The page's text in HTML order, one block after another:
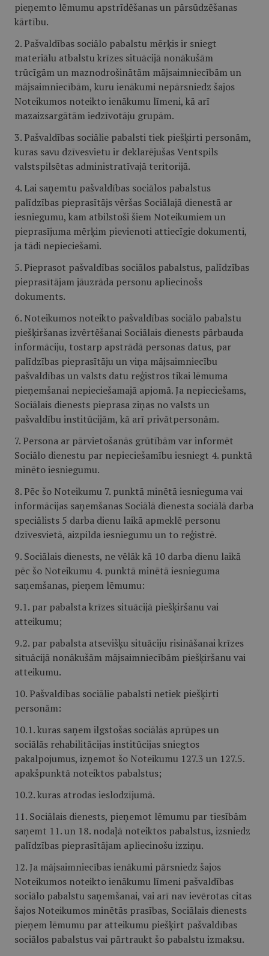
pieņemto lēmumu apstrīdēšanas un pārsūdzēšanas
kārtību.
2. Pašvaldības sociālo pabalstu mērķis ir sniegt
materiālu atbalstu krīzes situācijā nonākušām
trūcīgām un maznodrošinātām mājsaimniecībām un
mājsaimniecībām, kuru ienākumi nepārsniedz šajos
Noteikumos noteikto ienākumu līmeni, kā arī
mazaizsargātām iedzīvotāju grupām.
3. Pašvaldības sociālie pabalsti tiek piešķirti personām,
kuras savu dzīvesvietu ir deklarējušas Ventspils
valstspilsētas administratīvajā teritorijā.
4. Lai saņemtu pašvaldības sociālos pabalstus
palīdzības pieprasītājs vēršas Sociālajā dienestā ar
iesniegumu, kam atbilstoši šiem Noteikumiem un
pieprasījuma mērķim pievienoti attiecīgie dokumenti,
ja tādi nepieciešami.
5. Pieprasot pašvaldības sociālos pabalstus, palīdzības
pieprasītājam jāuzrāda personu apliecinošs
dokuments.
6. Noteikumos noteikto pašvaldības sociālo pabalstu
piešķiršanas izvērtēšanai Sociālais dienests pārbauda
informāciju, tostarp apstrādā personas datus, par
palīdzības pieprasītāju un viņa mājsaimniecību
pašvaldības un valsts datu reģistros tikai lēmuma
pieņemšanai nepieciešamajā apjomā. Ja nepieciešams,
Sociālais dienests pieprasa ziņas no valsts un
pašvaldību institūcijām, kā arī privātpersonām.
7. Persona ar pārvietošanās grūtībām var informēt
Sociālo dienestu par nepieciešamību iesniegt 4. punktā
minēto iesniegumu.
8. Pēc šo Noteikumu 7. punktā minētā iesnieguma vai
informācijas saņemšanas Sociālā dienesta sociālā darba
speciālists 5 darba dienu laikā apmeklē personu
dzīvesvietā, aizpilda iesniegumu un to reģistrē.
9. Sociālais dienests, ne vēlāk kā 10 darba dienu laikā
pēc šo Noteikumu 4. punktā minētā iesnieguma
saņemšanas, pieņem lēmumu:
9.1. par pabalsta krīzes situācijā piešķiršanu vai
atteikumu;
9.2. par pabalsta atsevišķu situāciju risināšanai krīzes
situācijā nonākušām mājsaimniecībām piešķiršanu vai
atteikumu.
10. Pašvaldības sociālie pabalsti netiek piešķirti
personām:
10.1. kuras saņem ilgstošas sociālās aprūpes un
sociālās rehabilitācijas institūcijas sniegtos
pakalpojumus, izņemot šo Noteikumu 127.3 un 127.5.
apakšpunktā noteiktos pabalstus;
10.2. kuras atrodas ieslodzījumā.
11. Sociālais dienests, pieņemot lēmumu par tiesībām
saņemt 11. un 18. nodaļā noteiktos pabalstus, izsniedz
palīdzības pieprasītājam apliecinošu izziņu.
12. Ja mājsaimniecības ienākumi pārsniedz šajos
Noteikumos noteikto ienākumu līmeni pašvaldības
sociālo pabalstu saņemšanai, vai arī nav ievērotas citas
šajos Noteikumos minētās prasības, Sociālais dienests
pieņem lēmumu par atteikumu piešķirt pašvaldības
sociālos pabalstus vai pārtraukt šo pabalstu izmaksu.